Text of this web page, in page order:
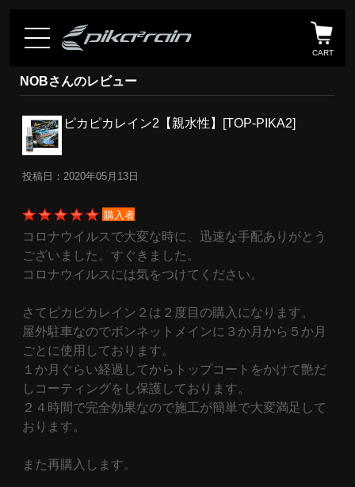
CART
NOBさんのレビュー
ピカピカレイン2【親水性】[TOP-PIKA2]
投稿日：2020年05月13日
購入者
コロナウイルスで大変な時に、迅速な手配ありがとう
ございました。すぐきました。
コロナウイルスには気をつけてください。
さてピカピカレイン２は２度目の購入になります。
屋外駐車なのでボンネットメインに３か月から５か月
ごとに使用しております。
１か月ぐらい経過してからトップコートをかけて艶だ
しコーティングをし保護しております。
２４時間で完全効果なので施工が簡単で大変満足して
おります。
また再購入します。